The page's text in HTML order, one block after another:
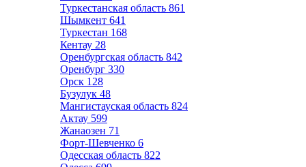
Туркестанская область 861
Шымкент 641
Туркестан 168
Кентау 28
Оренбургская область 842
Оренбург 330
Орск 128
Бузулук 48
Мангистауская область 824
Актау 599
Жанаозен 71
Форт-Шевченко 6
Одесская область 822